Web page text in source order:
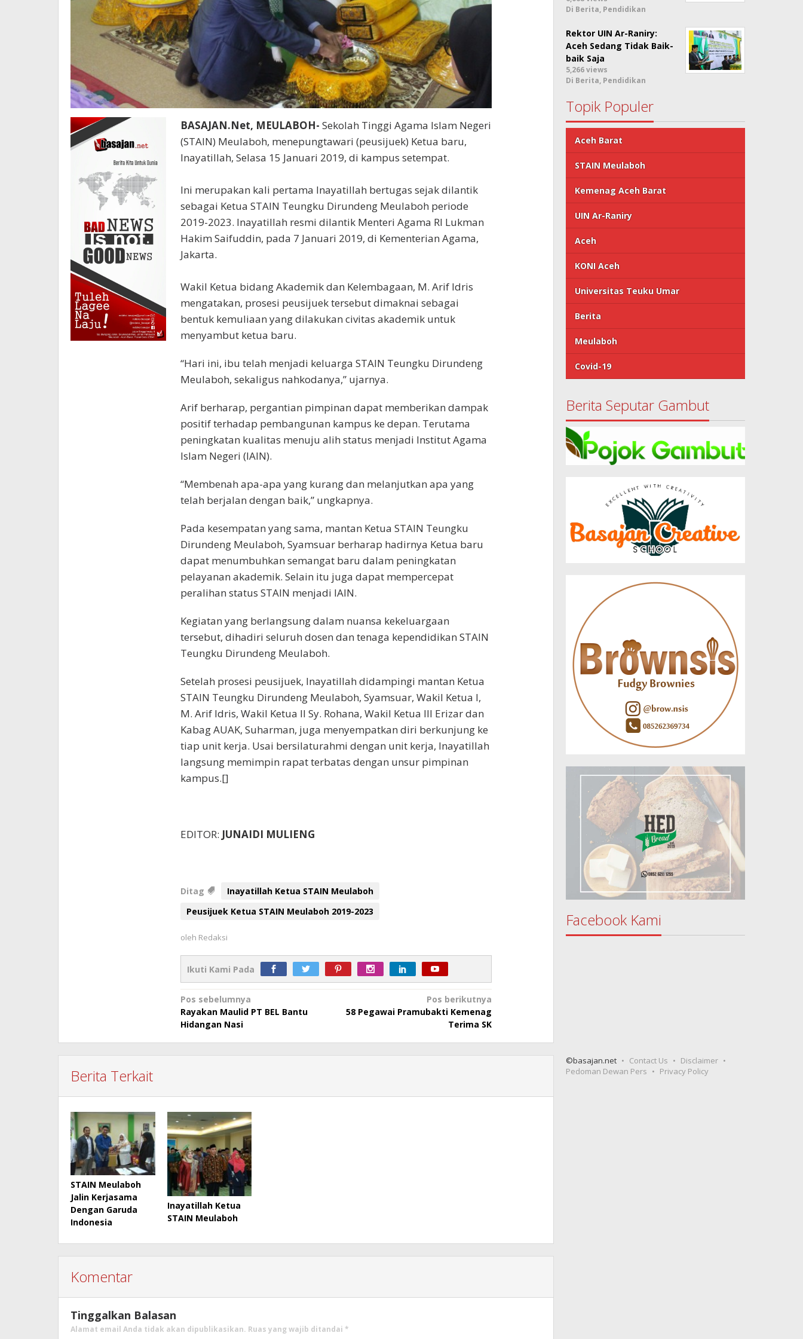
BASAJAN.Net, MEULABOH- Sekolah Tinggi Agama Islam Negeri
(STAIN) Meulaboh, menepungtawari (peusijuek) Ketua baru,
Inayatillah, Selasa 15 Januari 2019, di kampus setempat.
Ini merupakan kali pertama Inayatillah bertugas sejak dilantik
sebagai Ketua STAIN Teungku Dirundeng Meulaboh periode
2019-2023. Inayatillah resmi dilantik Menteri Agama RI Lukman
Hakim Saifuddin, pada 7 Januari 2019, di Kementerian Agama,
Jakarta.
Wakil Ketua bidang Akademik dan Kelembagaan, M. Arif Idris
mengatakan, prosesi peusijuek tersebut dimaknai sebagai
bentuk kemuliaan yang dilakukan civitas akademik untuk
menyambut ketua baru.
“Hari ini, ibu telah menjadi keluarga STAIN Teungku Dirundeng
Meulaboh, sekaligus nahkodanya,” ujarnya.
Arif berharap, pergantian pimpinan dapat memberikan dampak
positif terhadap pembangunan kampus ke depan. Terutama
peningkatan kualitas menuju alih status menjadi Institut Agama
Islam Negeri (IAIN).
“Membenah apa-apa yang kurang dan melanjutkan apa yang
telah berjalan dengan baik,” ungkapnya.
Pada kesempatan yang sama, mantan Ketua STAIN Teungku
Dirundeng Meulaboh, Syamsuar berharap hadirnya Ketua baru
dapat menumbuhkan semangat baru dalam peningkatan
pelayanan akademik. Selain itu juga dapat mempercepat
peralihan status STAIN menjadi IAIN.
Kegiatan yang berlangsung dalam nuansa kekeluargaan
tersebut, dihadiri seluruh dosen dan tenaga kependidikan STAIN
Teungku Dirundeng Meulaboh.
Setelah prosesi peusijuek, Inayatillah didampingi mantan Ketua
STAIN Teungku Dirundeng Meulaboh, Syamsuar, Wakil Ketua I,
M. Arif Idris, Wakil Ketua II Sy. Rohana, Wakil Ketua III Erizar dan
Kabag AUAK, Suharman, juga menyempatkan diri berkunjung ke
tiap unit kerja. Usai bersilaturahmi dengan unit kerja, Inayatillah
langsung memimpin rapat terbatas dengan unsur pimpinan
kampus.[]
EDITOR: JUNAIDI MULIENG
Ditag
Inayatillah Ketua STAIN Meulaboh
Peusijuek Ketua STAIN Meulaboh 2019-2023
oleh Redaksi
Ikuti Kami Pada
Navigasi
pos
Pos sebelumnya
Rayakan Maulid PT BEL Bantu
Hidangan Nasi
Pos berikutnya
58 Pegawai Pramubakti Kemenag
Terima SK
Berita Terkait
STAIN Meulaboh
Jalin Kerjasama
Dengan Garuda
Indonesia
Inayatillah Ketua
STAIN Meulaboh
Komentar
Tinggalkan Balasan
Alamat email Anda tidak akan dipublikasikan. Ruas yang wajib ditandai *
Di Berita, Pendidikan
Rektor UIN Ar-Raniry:
Aceh Sedang Tidak Baik-
baik Saja
5,266 views
Di Berita, Pendidikan
Topik Populer
Aceh Barat
STAIN Meulaboh
Kemenag Aceh Barat
UIN Ar-Raniry
Aceh
KONI Aceh
Universitas Teuku Umar
Berita
Meulaboh
Covid-19
Berita Seputar Gambut
Facebook Kami
©basajan.net Contact Us
Disclaimer
Pedoman Dewan Pers
Privacy Policy